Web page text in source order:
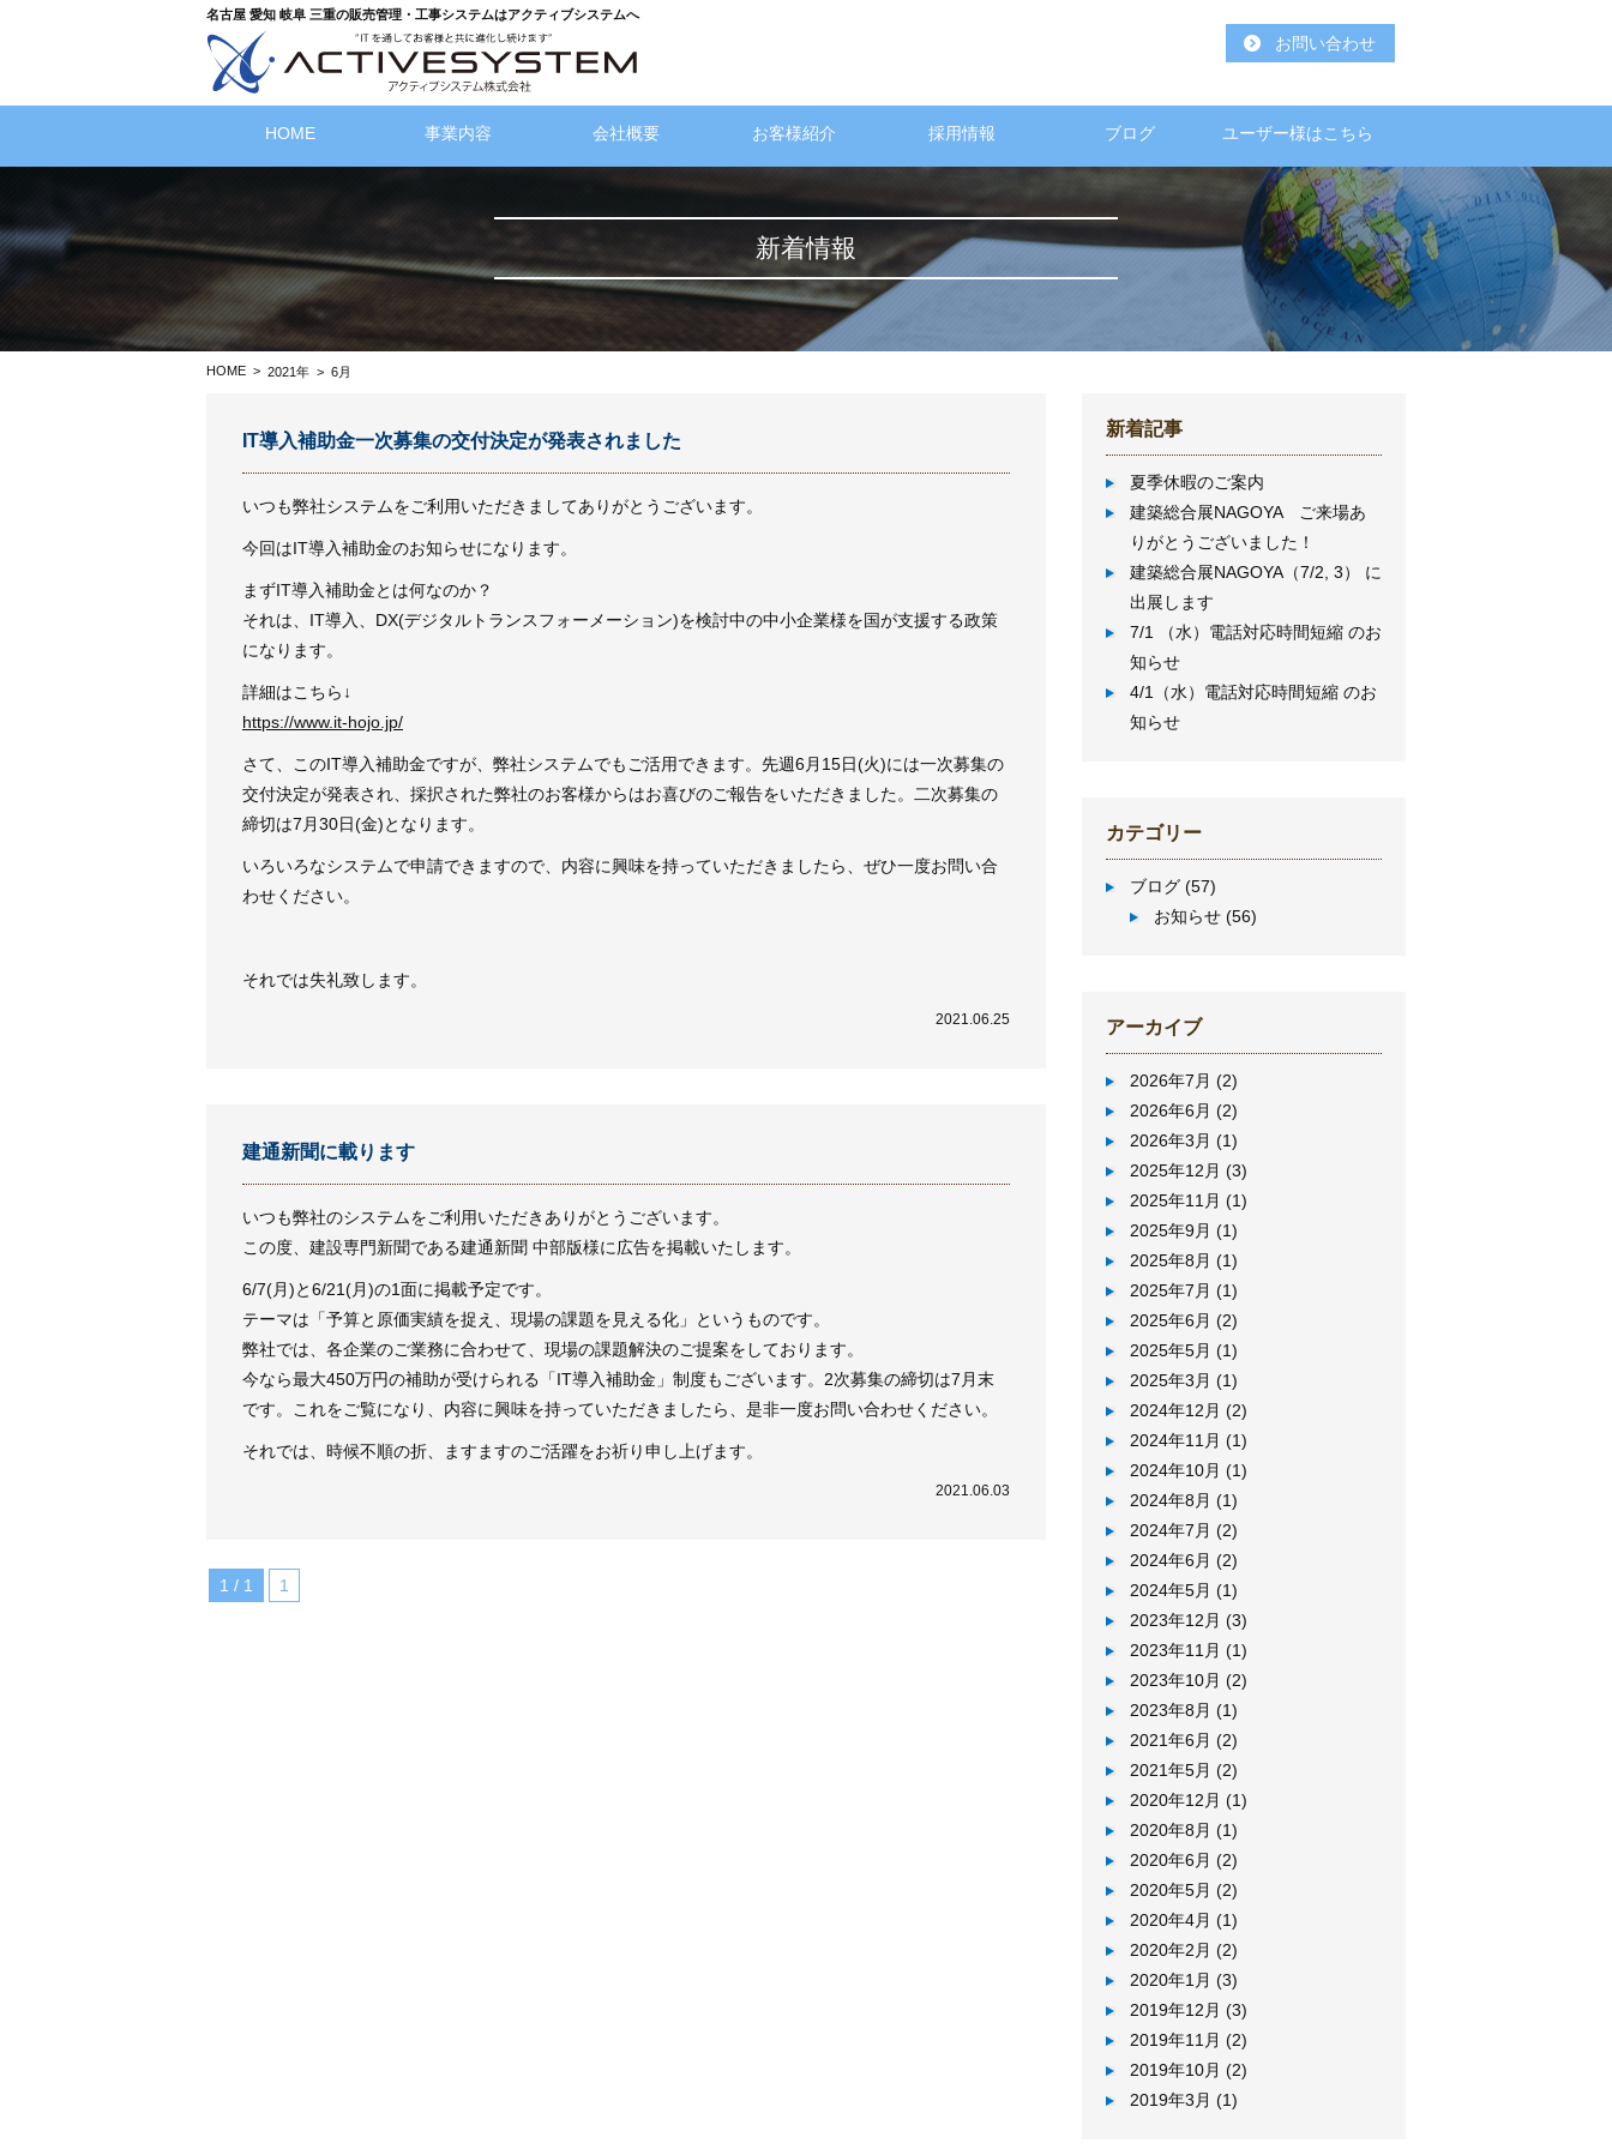
名古屋 愛知 岐阜 三重の販売管理・工事システムはアクティブシステムへ
お問い合わせ
HOME 事業内容 会社概要 お客様紹介 採用情報 ブログ ユーザー様はこちら
新着情報
HOME > 2021年 > 6月
IT導入補助金一次募集の交付決定が発表されました
いつも弊社システムをご利用いただきましてありがとうございます。
今回はIT導入補助金のお知らせになります。
まずIT導入補助金とは何なのか？
それは、IT導入、DX(デジタルトランスフォーメーション)を検討中の中小企業様を国が支援する政策
になります。
詳細はこちら↓
https://www.it-hojo.jp/
さて、このIT導入補助金ですが、弊社システムでもご活用できます。先週6月15日(火)には一次募集の
交付決定が発表され、採択された弊社のお客様からはお喜びのご報告をいただきました。二次募集の
締切は7月30日(金)となります。
いろいろなシステムで申請できますので、内容に興味を持っていただきましたら、ぜひ一度お問い合
わせください。
それでは失礼致します。
2021.06.25
建通新聞に載ります
いつも弊社のシステムをご利用いただきありがとうございます。
この度、建設専門新聞である建通新聞 中部版様に広告を掲載いたします。
6/7(月)と6/21(月)の1面に掲載予定です。
テーマは「予算と原価実績を捉え、現場の課題を見える化」というものです。
弊社では、各企業のご業務に合わせて、現場の課題解決のご提案をしております。
今なら最大450万円の補助が受けられる「IT導入補助金」制度もございます。2次募集の締切は7月末
です。これをご覧になり、内容に興味を持っていただきましたら、是非一度お問い合わせください。
それでは、時候不順の折、ますますのご活躍をお祈り申し上げます。
2021.06.03
1 / 1 1
新着記事
夏季休暇のご案内
建築総合展NAGOYA ご来場あ
りがとうございました！
建築総合展NAGOYA（7/2, 3） に
出展します
7/1 （水）電話対応時間短縮 のお
知らせ
4/1（水）電話対応時間短縮 のお
知らせ
カテゴリー
ブログ (57)
お知らせ (56)
アーカイブ
2026年7月 (2)
2026年6月 (2)
2026年3月 (1)
2025年12月 (3)
2025年11月 (1)
2025年9月 (1)
2025年8月 (1)
2025年7月 (1)
2025年6月 (2)
2025年5月 (1)
2025年3月 (1)
2024年12月 (2)
2024年11月 (1)
2024年10月 (1)
2024年8月 (1)
2024年7月 (2)
2024年6月 (2)
2024年5月 (1)
2023年12月 (3)
2023年11月 (1)
2023年10月 (2)
2023年8月 (1)
2021年6月 (2)
2021年5月 (2)
2020年12月 (1)
2020年8月 (1)
2020年6月 (2)
2020年5月 (2)
2020年4月 (1)
2020年2月 (2)
2020年1月 (3)
2019年12月 (3)
2019年11月 (2)
2019年10月 (2)
2019年3月 (1)